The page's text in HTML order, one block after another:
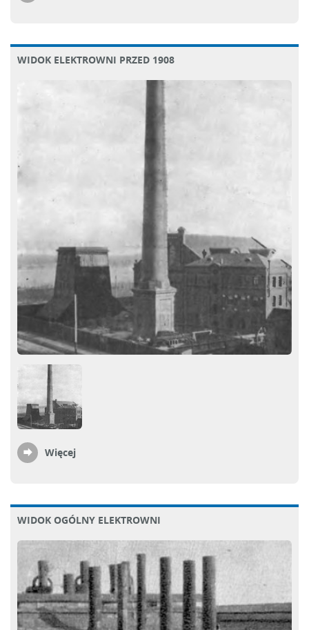
WIDOK ELEKTROWNI PRZED 1908
Więcej
WIDOK OGÓLNY ELEKTROWNI